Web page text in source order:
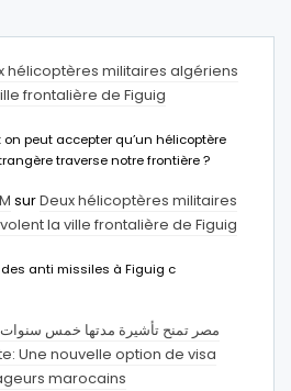
hélicoptères militaires algériens
frontalière de Figuig
peut accepter qu’un hélicoptère
traverse notre frontière ?
surDeux hélicoptères militaires
la ville frontalière de Figuig
anti missiles à Figuig c
مصر تمنح تأشيرة مدتها خمس سنوات
Une nouvelle option de visa
marocains